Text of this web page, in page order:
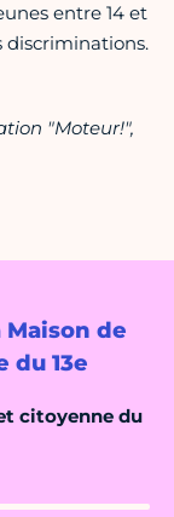
de
du 13e
citoyenne du
entre 14 et
discriminations.
"Moteur!",